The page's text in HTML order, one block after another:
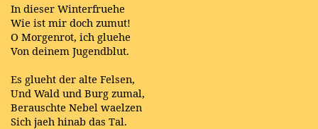
In dieser Winterfruehe
Wie ist mir doch zumut!
O Morgenrot, ich gluehe
Von deinem Jugendblut.
Es glueht der alte Felsen,
Und Wald und Burg zumal,
Berauschte Nebel waelzen
Sich jaeh hinab das Tal.